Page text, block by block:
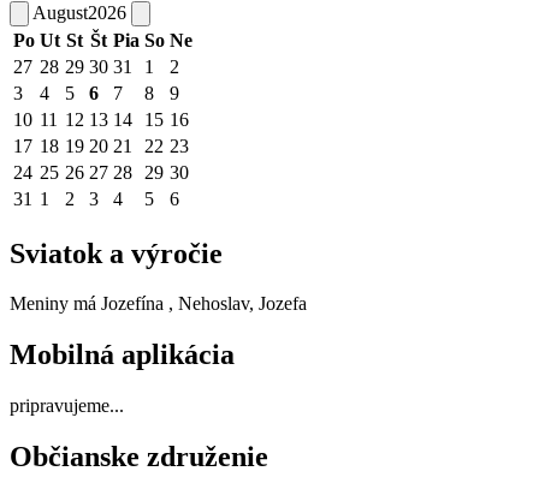
August2026
Po Ut St Št Pia So Ne
27 28 29 30 31 1
2
3
4 5 6 7 8
9
10 11 12 13 14 15 16
17 18 19 20 21 22 23
24 25 26 27 28 29 30
31 1 2 3 4 5 6
Sviatok a výročie
Meniny má Jozefína , Nehoslav, Jozefa
Mobilná aplikácia
pripravujeme...
Občianske združenie